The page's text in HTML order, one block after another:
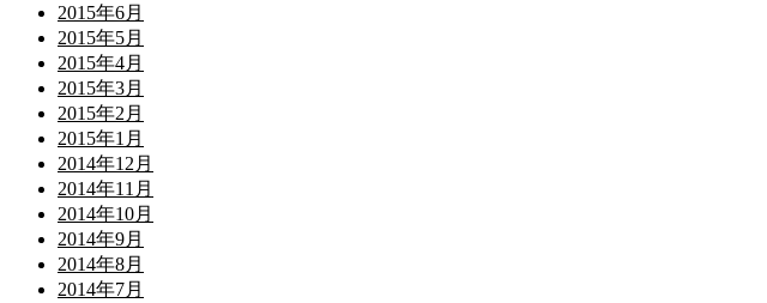
2015年6月
2015年5月
2015年4月
2015年3月
2015年2月
2015年1月
2014年12月
2014年11月
2014年10月
2014年9月
2014年8月
2014年7月